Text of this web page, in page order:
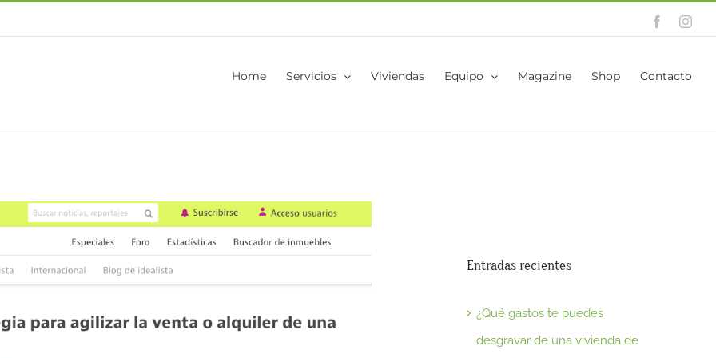
Facebook
Home Servicios Viviendas Equipo Magazine Shop Contacto
Entradas recientes
¿Qué gastos te puedes
desgravar de una vivienda de